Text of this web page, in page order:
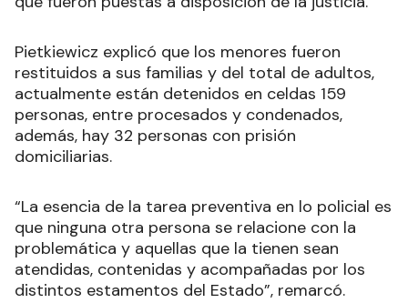
Pietkiewicz explicó que los menores fueron
restituidos a sus familias y del total de adultos,
actualmente están detenidos en celdas 159
personas, entre procesados y condenados,
además, hay 32 personas con prisión
domiciliarias.
“La esencia de la tarea preventiva en lo policial es
que ninguna otra persona se relacione con la
problemática y aquellas que la tienen sean
atendidas, contenidas y acompañadas por los
distintos estamentos del Estado”, remarcó.